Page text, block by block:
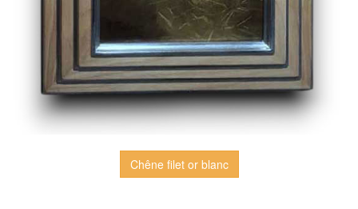
Chêne filet or blanc